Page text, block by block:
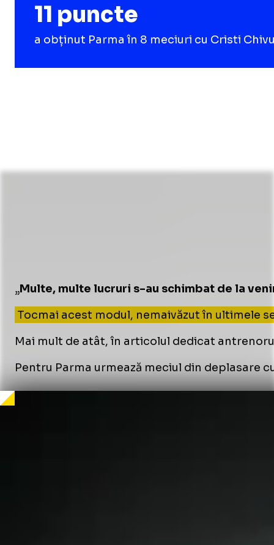
11 puncte
a obținut Parma în 8 meciuri cu Cristi
„Multe, multe lucruri s-au schimbat de la
Tocmai acest modul, nemaivăzut în ultimele
Mai mult de atât, în articolul dedicat
Pentru Parma urmează meciul din deplasare